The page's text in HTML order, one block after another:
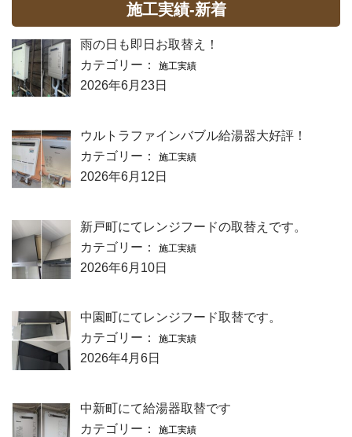
施工実績-新着
雨の日も即日お取替え！
カテゴリー：
施工実績
2026年6月23日
ウルトラファインバブル給湯器大好評！
カテゴリー：
施工実績
2026年6月12日
新戸町にてレンジフードの取替えです。
カテゴリー：
施工実績
2026年6月10日
中園町にてレンジフード取替です。
カテゴリー：
施工実績
2026年4月6日
中新町にて給湯器取替です
カテゴリー：
施工実績